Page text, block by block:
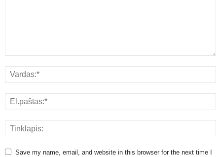
Save my name, email, and website in this browser for the next time I